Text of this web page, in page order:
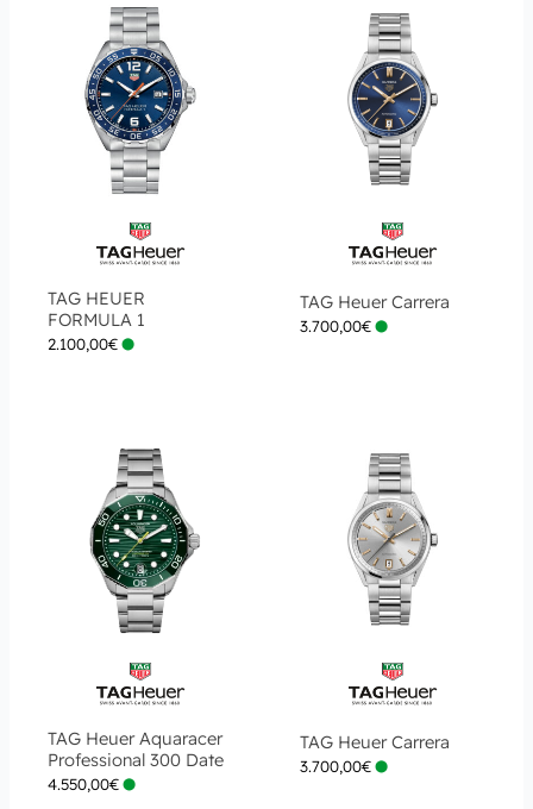
TAG HEUER
FORMULA 1
2.100,00€
TAG Heuer Carrera
3.700,00€
TAG Heuer Aquaracer
Professional 300 Date
4.550,00€
TAG Heuer Carrera
3.700,00€